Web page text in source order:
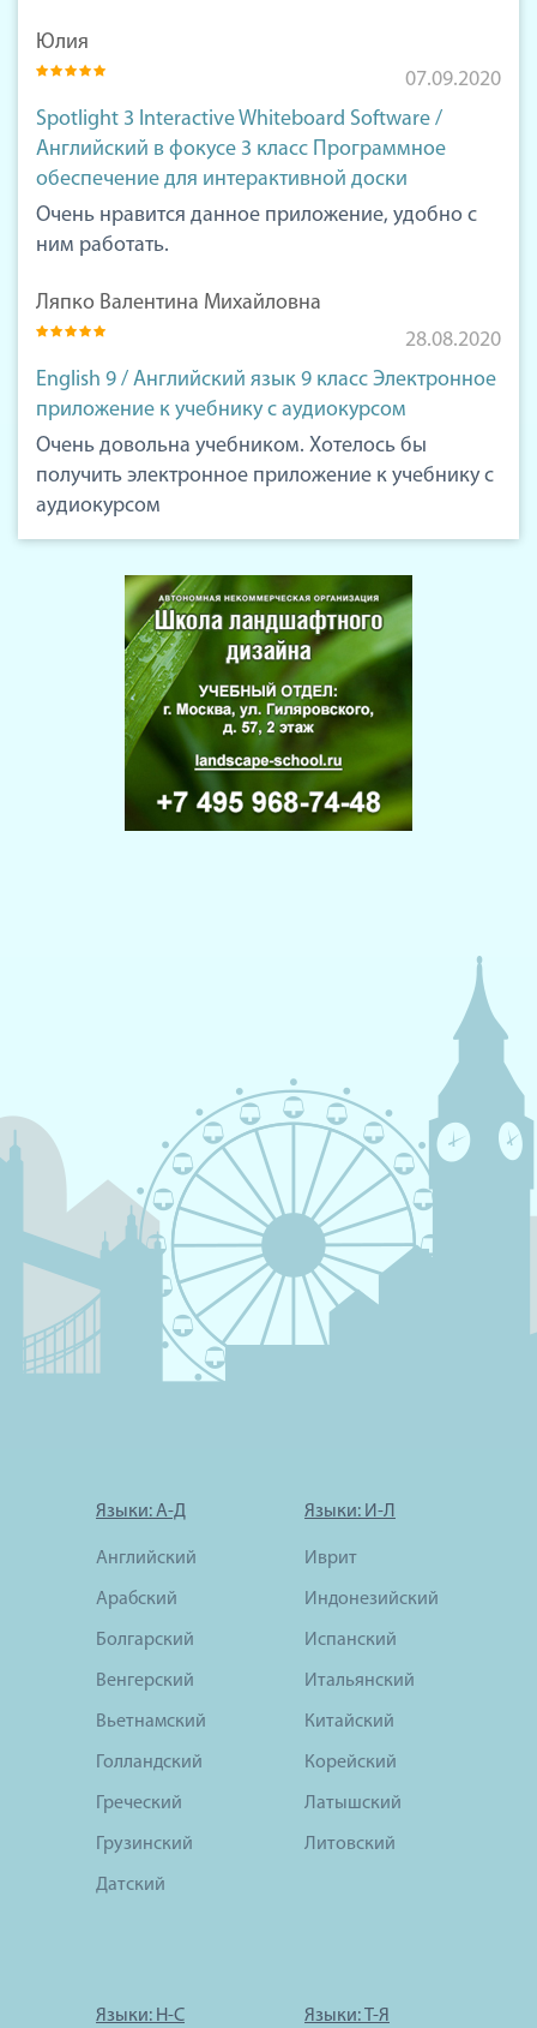
Юлия
07.09.2020
Spotlight 3 Interactive Whiteboard Software /
Английский в фокусе 3 класс Программное
обеспечение для интерактивной доски
Очень нравится данное приложение, удобно с
ним работать.
Ляпко Валентина Михайловна
28.08.2020
English 9 / Английский язык 9 класс Электронное
приложение к учебнику с аудиокурсом
Очень довольна учебником. Хотелось бы
получить электронное приложение к учебнику с
аудиокурсом
Языки: А-Д
Английский
Арабский
Болгарский
Венгерский
Вьетнамский
Голландский
Греческий
Грузинский
Датский
Языки: И-Л
Иврит
Индонезийский
Испанский
Итальянский
Китайский
Корейский
Латышский
Литовский
Языки: Н-С Языки: Т-Я